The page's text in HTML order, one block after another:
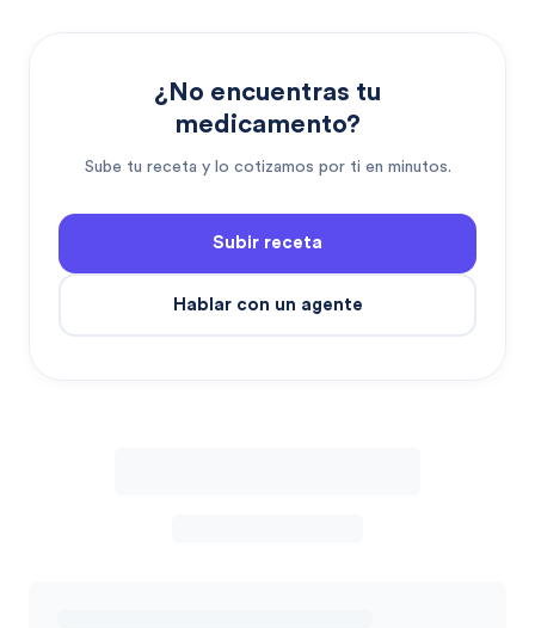
¿No encuentras tu
medicamento?
Sube tu receta y lo cotizamos por ti en minutos.
Subir receta
Hablar con un agente